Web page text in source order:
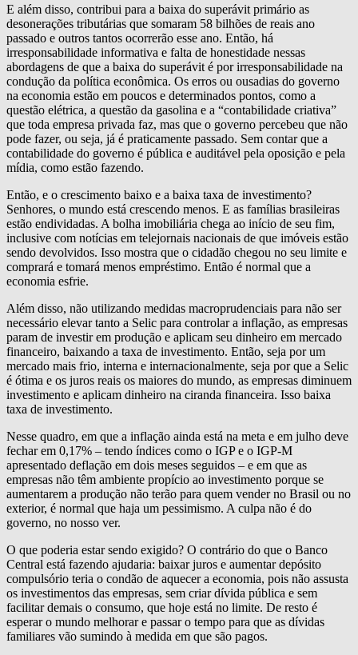
E além disso, contribui para a baixa do superávit primário as
desonerações tributárias que somaram 58 bilhões de reais ano
passado e outros tantos ocorrerão esse ano. Então, há
irresponsabilidade informativa e falta de honestidade nessas
abordagens de que a baixa do superávit é por irresponsabilidade na
condução da política econômica. Os erros ou ousadias do governo
na economia estão em poucos e determinados pontos, como a
questão elétrica, a questão da gasolina e a “contabilidade criativa”
que toda empresa privada faz, mas que o governo percebeu que não
pode fazer, ou seja, já é praticamente passado. Sem contar que a
contabilidade do governo é pública e auditável pela oposição e pela
mídia, como estão fazendo.
Então, e o crescimento baixo e a baixa taxa de investimento?
Senhores, o mundo está crescendo menos. E as famílias brasileiras
estão endividadas. A bolha imobiliária chega ao início de seu fim,
inclusive com notícias em telejornais nacionais de que imóveis estão
sendo devolvidos. Isso mostra que o cidadão chegou no seu limite e
comprará e tomará menos empréstimo. Então é normal que a
economia esfrie.
Além disso, não utilizando medidas macroprudenciais para não ser
necessário elevar tanto a Selic para controlar a inflação, as empresas
param de investir em produção e aplicam seu dinheiro em mercado
financeiro, baixando a taxa de investimento. Então, seja por um
mercado mais frio, interna e internacionalmente, seja por que a Selic
é ótima e os juros reais os maiores do mundo, as empresas diminuem
investimento e aplicam dinheiro na ciranda financeira. Isso baixa
taxa de investimento.
Nesse quadro, em que a inflação ainda está na meta e em julho deve
fechar em 0,17% – tendo índices como o IGP e o IGP-M
apresentado deflação em dois meses seguidos – e em que as
empresas não têm ambiente propício ao investimento porque se
aumentarem a produção não terão para quem vender no Brasil ou no
exterior, é normal que haja um pessimismo. A culpa não é do
governo, no nosso ver.
O que poderia estar sendo exigido? O contrário do que o Banco
Central está fazendo ajudaria: baixar juros e aumentar depósito
compulsório teria o condão de aquecer a economia, pois não assusta
os investimentos das empresas, sem criar dívida pública e sem
facilitar demais o consumo, que hoje está no limite. De resto é
esperar o mundo melhorar e passar o tempo para que as dívidas
familiares vão sumindo à medida em que são pagos.